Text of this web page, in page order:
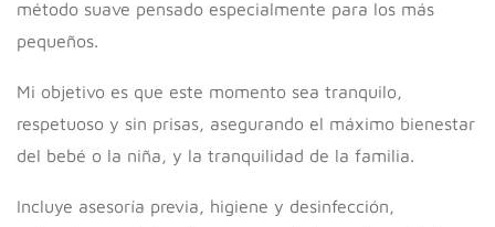
método suave pensado especialmente para los más
pequeños.
Mi objetivo es que este momento sea tranquilo,
respetuoso y sin prisas, asegurando el máximo bienestar
del bebé o la niña, y la tranquilidad de la familia.
Incluye asesoría previa, higiene y desinfección,